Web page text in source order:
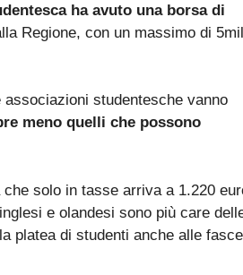
ha avuto una borsa di
Regione, con un massimo di
studentesche vanno
meno quelli che possono
solo in tasse arriva a 1.220
e olandesi sono più care
platea di studenti anche alle fasce